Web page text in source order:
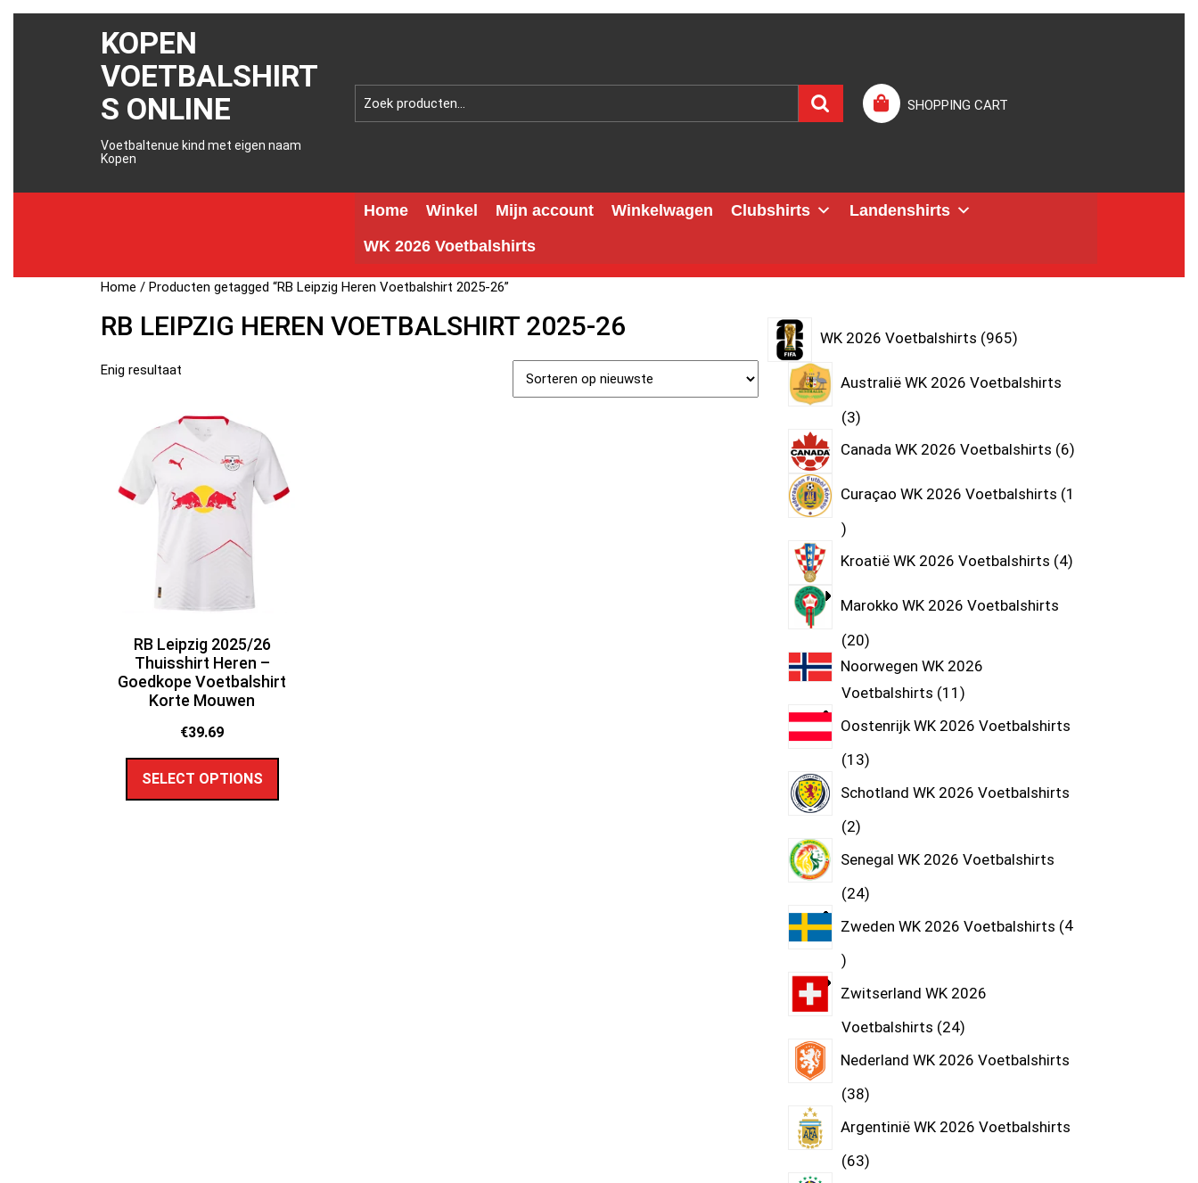
KOPEN
VOETBALSHIRT
S ONLINE
Voetbaltenue kind met eigen naam
Kopen
SHOPPING CART
Home Winkel Mijn account Winkelwagen Clubshirts
Landenshirts
WK 2026 Voetbalshirts
Home / Producten getagged “RB Leipzig Heren Voetbalshirt 2025-26”
RB LEIPZIG HEREN VOETBALSHIRT 2025-26
Enig resultaat
RB Leipzig 2025/26
Thuisshirt Heren –
Goedkope Voetbalshirt
Korte Mouwen
€39.69
SELECT OPTIONS
WK 2026 Voetbalshirts 965
Australië WK 2026 Voetbalshirts
3
Canada WK 2026 Voetbalshirts 6
Curaçao WK 2026 Voetbalshirts 1
Kroatië WK 2026 Voetbalshirts 4
Marokko WK 2026 Voetbalshirts
20
Noorwegen WK 2026
Voetbalshirts 11
Oostenrijk WK 2026 Voetbalshirts
13
Schotland WK 2026 Voetbalshirts
2
Senegal WK 2026 Voetbalshirts
24
Zweden WK 2026 Voetbalshirts 4
Zwitserland WK 2026
Voetbalshirts 24
Nederland WK 2026 Voetbalshirts
38
Argentinië WK 2026 Voetbalshirts
63